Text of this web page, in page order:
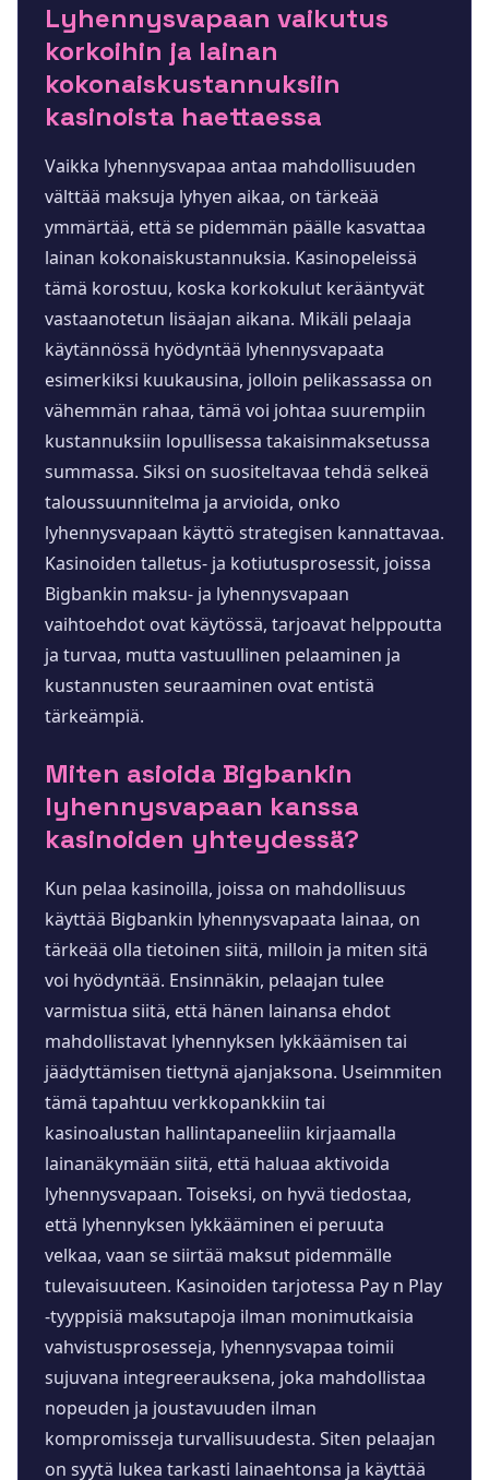
Lyhennysvapaan vaikutus
korkoihin ja lainan
kokonaiskustannuksiin
kasinoista haettaessa
Vaikka lyhennysvapaa antaa mahdollisuuden
välttää maksuja lyhyen aikaa, on tärkeää
ymmärtää, että se pidemmän päälle kasvattaa
lainan kokonaiskustannuksia. Kasinopeleissä
tämä korostuu, koska korkokulut kerääntyvät
vastaanotetun lisäajan aikana. Mikäli pelaaja
käytännössä hyödyntää lyhennysvapaata
esimerkiksi kuukausina, jolloin pelikassassa on
vähemmän rahaa, tämä voi johtaa suurempiin
kustannuksiin lopullisessa takaisinmaksetussa
summassa. Siksi on suositeltavaa tehdä selkeä
taloussuunnitelma ja arvioida, onko
lyhennysvapaan käyttö strategisen kannattavaa.
Kasinoiden talletus- ja kotiutusprosessit, joissa
Bigbankin maksu- ja lyhennysvapaan
vaihtoehdot ovat käytössä, tarjoavat helppoutta
ja turvaa, mutta vastuullinen pelaaminen ja
kustannusten seuraaminen ovat entistä
tärkeämpiä.
Miten asioida Bigbankin
lyhennysvapaan kanssa
kasinoiden yhteydessä?
Kun pelaa kasinoilla, joissa on mahdollisuus
käyttää Bigbankin lyhennysvapaata lainaa, on
tärkeää olla tietoinen siitä, milloin ja miten sitä
voi hyödyntää. Ensinnäkin, pelaajan tulee
varmistua siitä, että hänen lainansa ehdot
mahdollistavat lyhennyksen lykkäämisen tai
jäädyttämisen tiettynä ajanjaksona. Useimmiten
tämä tapahtuu verkkopankkiin tai
kasinoalustan hallintapaneeliin kirjaamalla
lainanäkymään siitä, että haluaa aktivoida
lyhennysvapaan. Toiseksi, on hyvä tiedostaa,
että lyhennyksen lykkääminen ei peruuta
velkaa, vaan se siirtää maksut pidemmälle
tulevaisuuteen. Kasinoiden tarjotessa Pay n Play
-tyyppisiä maksutapoja ilman monimutkaisia
vahvistusprosesseja, lyhennysvapaa toimii
sujuvana integreerauksena, joka mahdollistaa
nopeuden ja joustavuuden ilman
kompromisseja turvallisuudesta. Siten pelaajan
on syytä lukea tarkasti lainaehtonsa ja käyttää